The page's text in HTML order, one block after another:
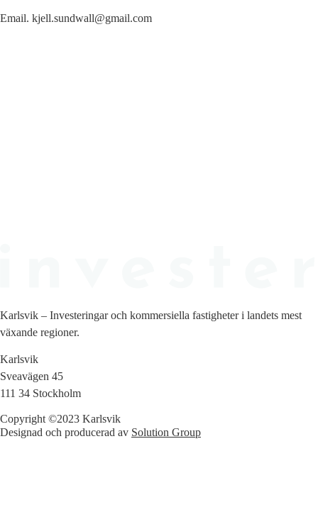
Email. kjell.sundwall@gmail.com
Karlsvik – Investeringar och kommersiella fastigheter i landets mest
växande regioner.
Karlsvik
Sveavägen 45
111 34 Stockholm
Copyright ©2023 Karlsvik
Designad och producerad av Solution Group